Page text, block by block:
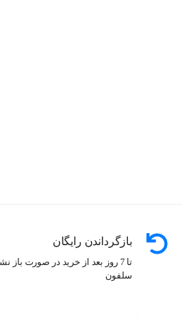
بازگرداندن رایگان
تا 7 روز بعد از خرید در صورت باز
سلفون